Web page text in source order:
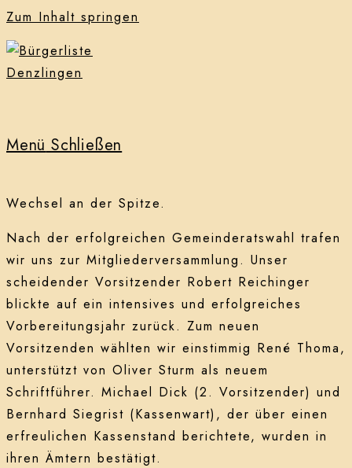
Zum Inhalt springen
Menü Schließen
Wechsel an der Spitze.
Nach der erfolgreichen Gemeinderatswahl trafen
wir uns zur Mitgliederversammlung. Unser
scheidender Vorsitzender Robert Reichinger
blickte auf ein intensives und erfolgreiches
Vorbereitungsjahr zurück. Zum neuen
Vorsitzenden wählten wir einstimmig René Thoma,
unterstützt von Oliver Sturm als neuem
Schriftführer. Michael Dick (2. Vorsitzender) und
Bernhard Siegrist (Kassenwart), der über einen
erfreulichen Kassenstand berichtete, wurden in
ihren Ämtern bestätigt.